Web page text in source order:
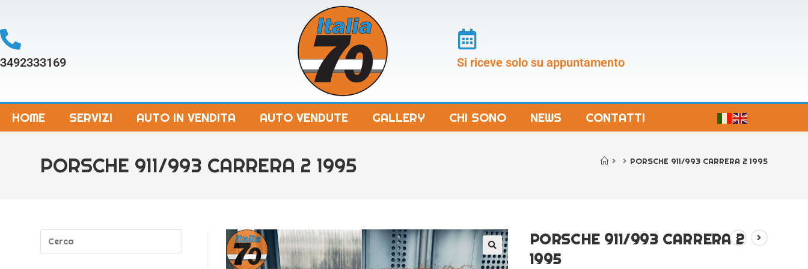
3492333169 Si riceve solo su appuntamento
HOME SERVIZI AUTO IN VENDITA AUTO VENDUTE GALLERY CHI SONO NEWS CONTATTI
PORSCHE 911/993 CARRERA 2 1995 > > PORSCHE 911/993 CARRERA 2 1995
PORSCHE 911/993 CARRERA 2
1995